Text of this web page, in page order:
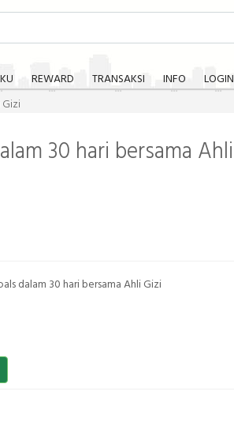
REWARD TRANSAKSI INFO
LOGIN
30 hari bersama Ahli
dalam 30 hari bersama Ahli Gizi